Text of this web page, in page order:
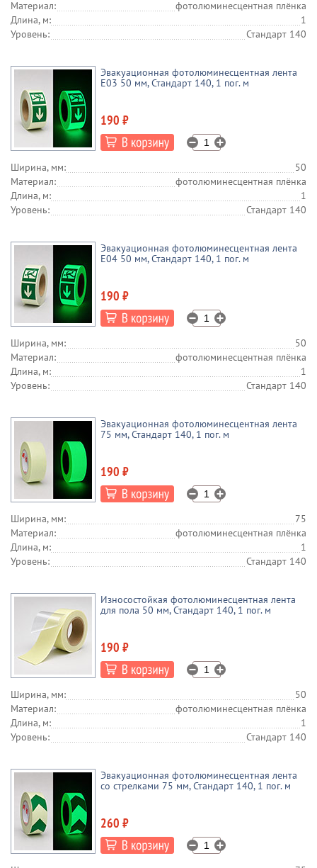
Материал:
фотолюминесцентная плёнка
Длина, м:
1
Уровень:
Стандарт 140
Эвакуационная фотолюминесцентная лента
E03 50 мм, Стандарт 140, 1 пог. м
190 ₽
Ширина, мм:
50
Материал:
фотолюминесцентная плёнка
Длина, м:
1
Уровень:
Стандарт 140
Эвакуационная фотолюминесцентная лента
E04 50 мм, Стандарт 140, 1 пог. м
190 ₽
Ширина, мм:
50
Материал:
фотолюминесцентная плёнка
Длина, м:
1
Уровень:
Стандарт 140
Эвакуационная фотолюминесцентная лента
75 мм, Стандарт 140, 1 пог. м
190 ₽
Ширина, мм:
75
Материал:
фотолюминесцентная плёнка
Длина, м:
1
Уровень:
Стандарт 140
Износостойкая фотолюминесцентная лента
для пола 50 мм, Стандарт 140, 1 пог. м
190 ₽
Ширина, мм:
50
Материал:
фотолюминесцентная плёнка
Длина, м:
1
Уровень:
Стандарт 140
Эвакуационная фотолюминесцентная лента
со стрелками 75 мм, Стандарт 140, 1 пог. м
260 ₽